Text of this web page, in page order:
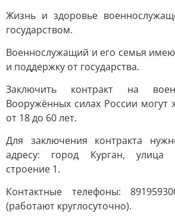
Жизнь и здоровье
государством.
Военнослужащий и его семья
и поддержку от государства.
Заключить контракт на
Вооружённых силах России могут
от 18 до 60 лет.
Для заключения контракта
адресу: город Курган, улица
строение 1.
Контактные телефоны:
(работают круглосуточно).